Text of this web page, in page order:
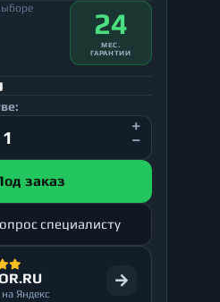
24
МЕС.
ГАРАНТИИ
заказ
специалисту
Яндекс